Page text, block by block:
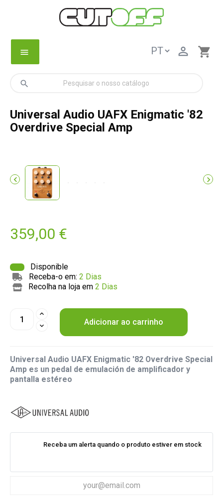
menu shopping_cart

search
Universal Audio UAFX Enigmatic '82
Overdrive Special Amp
 
359,00 €
Disponible
Receba-o em:2 Dias
Recolha na loja em2 Dias
Adicionar ao carrinho
Universal Audio UAFX Enigmatic '82 Overdrive Special
Amp es un pedal de emulación de amplificador y
pantalla estéreo
Receba um alerta quando o produto estiver em stock